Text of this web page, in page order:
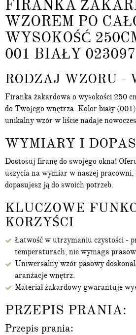
FIRANKA
WZOREM PO
WYSOKOŚĆ
001 BIAŁY 023097
RODZAJ WZORU -
Firanka żakardowa o wysokości 250
do Twojego wnętrza. Kolor biały
unikalny wzór w liście nadaje
WYMIARY I
Dostosuj firanę do swojego okna!
uszycia na wymiar w naszej pracowni,
dopasujesz ją do swoich potrzeb.
KLUCZOWE
KORZYŚCI
Łatwość w utrzymaniu czystości -
temperaturach, nie wymaga
Uniwersalny wzór pasowy
aranżacje wnętrz.
Materiał żakardowy gwarantuje
PRZEPIS PRANIA:
Przepis prania: